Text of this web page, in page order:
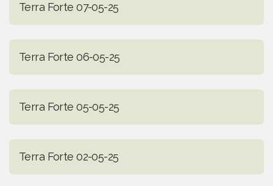
Terra Forte 07-05-25
Terra Forte 06-05-25
Terra Forte 05-05-25
Terra Forte 02-05-25